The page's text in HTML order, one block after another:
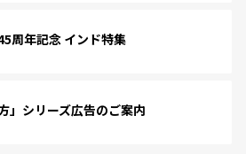
周年記念 インド特集
」シリーズ広告のご案内